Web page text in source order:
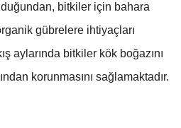
bitkiler için bahara
gübrelere ihtiyaçları
aylarında bitkiler kök boğazını
korunmasını sağlamaktadır.